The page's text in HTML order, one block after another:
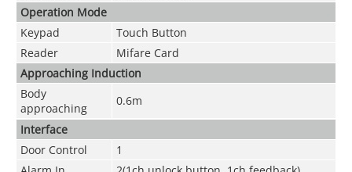
Operation Mode
Keypad
Touch Button
Reader
Mifare Card
Approaching Induction
Body
approaching
0.6m
Interface
Door Control
1